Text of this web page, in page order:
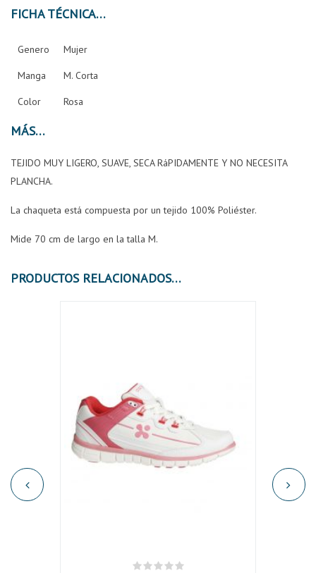
FICHA TÉCNICA
Genero Mujer
Manga M. Corta
Color Rosa
MÁS
TEJIDO MUY LIGERO, SUAVE, SECA RáPIDAMENTE Y NO NECESITA
PLANCHA.
La chaqueta está compuesta por un tejido 100% Poliéster.
Mide 70 cm de largo en la talla M.
PRODUCTOS RELACIONADOS